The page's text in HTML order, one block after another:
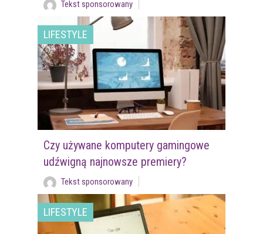
Tekst sponsorowany
LIFESTYLE
Czy używane komputery gamingowe
udźwigną najnowsze premiery?
Tekst sponsorowany
LIFESTYLE